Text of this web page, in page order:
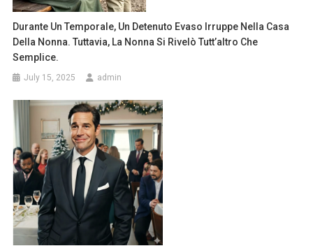
Durante Un Temporale, Un Detenuto Evaso Irruppe Nella Casa
Della Nonna. Tuttavia, La Nonna Si Rivelò Tutt’altro Che
Semplice.
July 15, 2025 admin